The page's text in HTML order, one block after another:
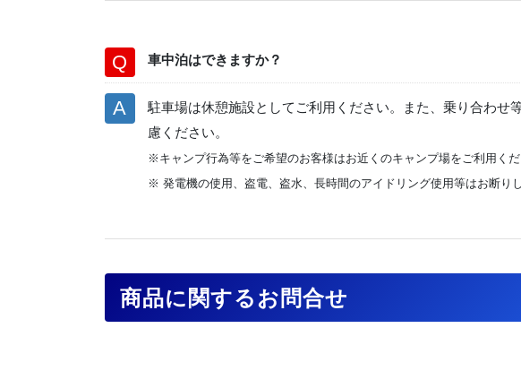
車中泊はできますか？
駐車場は休憩施設としてご利用ください。また、乗り合わせ
慮ください。
※キャンプ行為等をご希望のお客様はお近くのキャンプ場をご利用く
※ 発電機の使用、盗電、盗水、長時間のアイドリング使用等はお断り
商品に関するお問合せ